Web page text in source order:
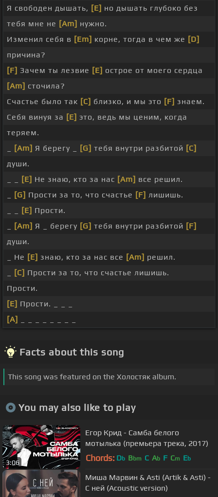
Я свободен дышать, [E] но дышать глубоко без
тебя мне не [Am] нужно.
Изменил себя в [Em] корне, тогда в чем же [D]
причина?
[F] Зачем ты лезвие [E] острое от моего сердца
[Am] сточила?
Счастье было так [C] близко, и мы это [F] знаем.
Себя винуя за [E] это, ведь мы ценим, когда
теряем.
[Am] Я берегу _ [G] тебя внутри разбитой [C]
души.
[E] Не знаю, кто за нас [Am] все решил.
[G] Прости за то, что счастье [F] лишишь.
[E] Прости.
[Am] Я _ берегу [G] тебя внутри разбитой [F]
души.
_ Не [E] знаю, кто за нас все [Am] решил.
[C] Прости за то, что счастье лишишь.
Прости.
[E] Прости. _ _ _
[A]
Facts about this song
This song was featured on the Холостяк album.
You may also like to play
3:06
Егор Крид - Самба белого
мотылька (премьера трека, 2017)
Chords: Db Bbm C Ab F Cm Eb
Миша Марвин & Asti (Artik & Asti) -
С ней (Acoustic version)